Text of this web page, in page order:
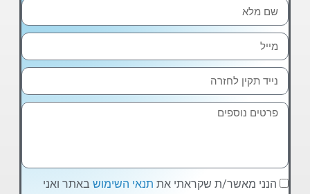
הנני מאשר/ת שקראתי את תנאי השימוש באתר ואני